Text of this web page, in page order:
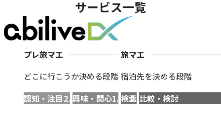
サービス一覧
プレ旅マエ
どこに行こうか決める段階
認知・注目
興味・関心
旅マエ
宿泊先を決める段階
検索 比較・検討